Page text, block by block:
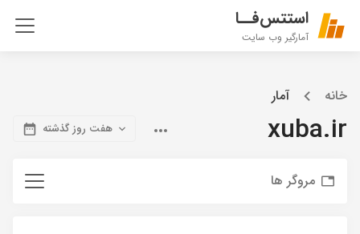
استتس‌فــا
آمارگیر وب سایت
خانه آمار
xuba.ir هفت روز گذشته
مروگر ها